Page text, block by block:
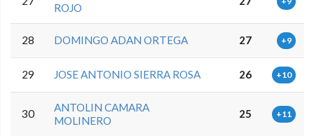
ROJO
28 DOMINGO ADAN ORTEGA 27 +9
29 JOSE ANTONIO SIERRA ROSA 26 +10
30
ANTOLIN CAMARA
MOLINERO
25 +11